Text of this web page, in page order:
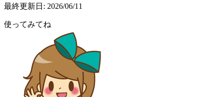
最終更新日: 2026/06/11
使ってみてね